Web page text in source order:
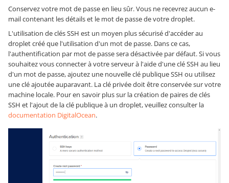
Conservez votre mot de passe en lieu sûr. Vous ne recevrez aucun e-
mail contenant les détails et le mot de passe de votre droplet.
L'utilisation de clés SSH est un moyen plus sécurisé d'accéder au
droplet créé que l'utilisation d'un mot de passe. Dans ce cas,
l'authentification par mot de passe sera désactivée par défaut. Si vous
souhaitez vous connecter à votre serveur à l'aide d'une clé SSH au lieu
d'un mot de passe, ajoutez une nouvelle clé publique SSH ou utilisez
une clé ajoutée auparavant. La clé privée doit être conservée sur votre
machine locale. Pour en savoir plus sur la création de paires de clés
SSH et l'ajout de la clé publique à un droplet, veuillez consulter la
documentation DigitalOcean.